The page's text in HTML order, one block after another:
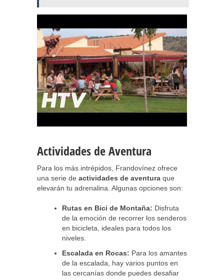
Actividades de Aventura
Para los más intrépidos, Frandovínez ofrece
una serie de actividades de aventura que
elevarán tu adrenalina. Algunas opciones son:
Rutas en Bici de Montaña: Disfruta
de la emoción de recorrer los senderos
en bicicleta, ideales para todos los
niveles.
Escalada en Rocas: Para los amantes
de la escalada, hay varios puntos en
las cercanías donde puedes desafiar